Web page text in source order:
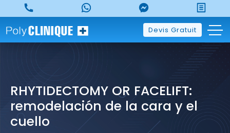
to
content
Devis Gratuit
RHYTIDECTOMY OR FACELIFT:
remodelación de la cara y el
cuello